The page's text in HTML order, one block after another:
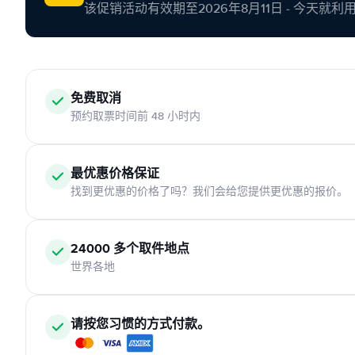
该促销活动有效期至2026年8月11日 - 今天就利用
免费取消
预约取票时间前 48 小时内
最优惠价格保证
找到更优惠的价格了吗？我们会给您提供更优惠的报价。
24000 多个取件地点
世界各地
请按您习惯的方式付款。